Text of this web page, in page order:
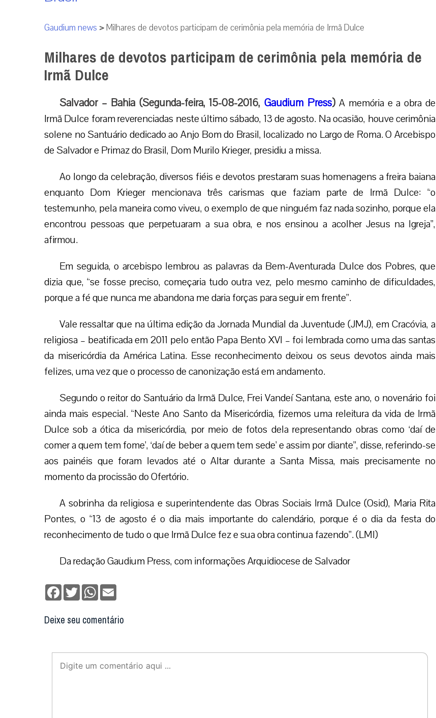
Gaudium news >Milhares de devotos participam de cerimônia pela memória de Irmã Dulce
Milhares de devotos participam de cerimônia pela memória de
Irmã Dulce
Salvador – Bahia (Segunda-feira, 15-08-2016,Gaudium Press) A memória e a obra de
Irmã Dulce foram reverenciadas neste último sábado, 13 de agosto. Na ocasião, houve cerimônia
solene no Santuário dedicado ao Anjo Bom do Brasil, localizado no Largo de Roma. O Arcebispo
de Salvador e Primaz do Brasil, Dom Murilo Krieger, presidiu a missa.
Ao longo da celebração, diversos fiéis e devotos prestaram suas homenagens a freira baiana
enquanto Dom Krieger mencionava três carismas que faziam parte de Irmã Dulce: “o
testemunho, pela maneira como viveu, o exemplo de que ninguém faz nada sozinho, porque ela
encontrou pessoas que perpetuaram a sua obra, e nos ensinou a acolher Jesus na Igreja”,
afirmou.
Em seguida, o arcebispo lembrou as palavras da Bem-Aventurada Dulce dos Pobres, que
dizia que, “se fosse preciso, começaria tudo outra vez, pelo mesmo caminho de dificuldades,
porque a fé que nunca me abandona me daria forças para seguir em frente”.
Vale ressaltar que na última edição da Jornada Mundial da Juventude (JMJ), em Cracóvia, a
religiosa – beatificada em 2011 pelo então Papa Bento XVI – foi lembrada como uma das santas
da misericórdia da América Latina. Esse reconhecimento deixou os seus devotos ainda mais
felizes, uma vez que o processo de canonização está em andamento.
Segundo o reitor do Santuário da Irmã Dulce, Frei Vandeí Santana, este ano, o novenário foi
ainda mais especial. “Neste Ano Santo da Misericórdia, fizemos uma releitura da vida de Irmã
Dulce sob a ótica da misericórdia, por meio de fotos dela representando obras como ‘daí de
comer a quem tem fome’, ‘daí de beber a quem tem sede’ e assim por diante”, disse, referindo-se
aos painéis que foram levados até o Altar durante a Santa Missa, mais precisamente no
momento da procissão do Ofertório.
A sobrinha da religiosa e superintendente das Obras Sociais Irmã Dulce (Osid), Maria Rita
Pontes, o “13 de agosto é o dia mais importante do calendário, porque é o dia da festa do
reconhecimento de tudo o que Irmã Dulce fez e sua obra continua fazendo”. (LMI)
Da redação Gaudium Press, com informações Arquidiocese de Salvador
Facebook
TwitterWhatsApp
Deixe seu comentário